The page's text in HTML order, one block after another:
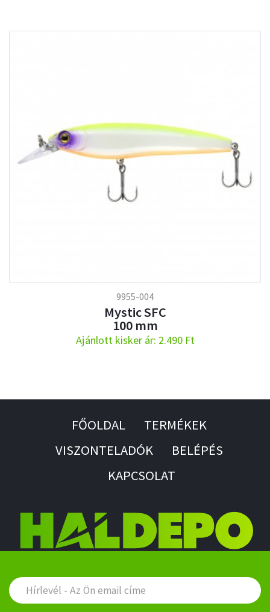
9955-004
Mystic SFC
100 mm
Ajánlott kisker ár: 2.490 Ft
FŐOLDAL
TERMÉKEK
VISZONTELADÓK
BELÉPÉS
KAPCSOLAT